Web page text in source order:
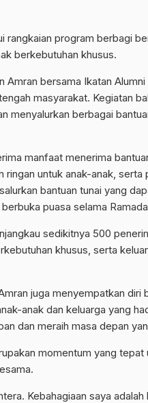
rangkaian program berbagi
berkebutuhan khusus.
bersama Ikatan
masyarakat. Kegiatan
menyalurkan berbagai
manfaat menerima
ringan untuk anak-anak,
bantuan tunai yang
puasa selama
sedikitnya 500
khusus, serta
juga menyempatkan diri
anak dan keluarga yang
dan meraih masa depan
momentum yang
Kebahagiaan saya